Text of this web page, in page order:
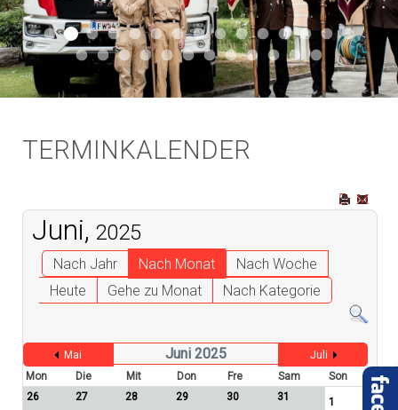
Aktuell 046
Aktuell 047
Start 011Aktuell 044
Aktuell 043
Aktuell 041
Aktuell 042
Aktuell 035
Aktuell 031
Aktuell 032
Aktuell 033
Aktuell 029
Aktuell 027
Aktuell 026
Start
Aktuell 024
Aktuell 019
Auto 010Start 010Start 002
Auto 002
Auto 009Auto 006Start 008
Start 005Start 003Start 006
TERMINKALENDER
Juni, 2025
Nach Jahr Nach Monat
Nach Woche
Heute
Gehe zu Monat Nach Kategorie
Mai Juni 2025
Juli
Mon
Die Mit Don Fre Sam
Son
26
27 28 29 30 31 1